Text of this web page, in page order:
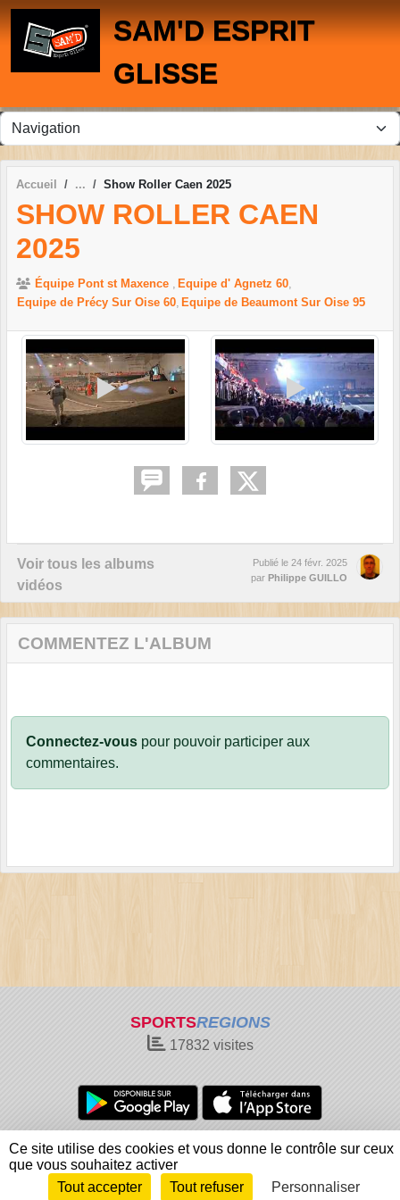
SAM'D ESPRIT
GLISSE
Accueil Show Roller Caen 2025
SHOW ROLLER CAEN
2025
Équipe Pont st Maxence
Equipe d' Agnetz 60
Equipe de Précy Sur Oise 60 Equipe de Beaumont Sur Oise 95
Voir tous les albums
vidéos
Publié le 24 févr. 2025
par Philippe GUILLO
COMMENTEZ L'ALBUM
Connectez-vous pour pouvoir participer aux
commentaires.
SPORTSREGIONS
17832 visites
Charte cookies
Gestion des cookies
Informations légales
Signaler un contenu inapproprié
Envie de participer ?
Connexion
Panneau de gestion des cookies
Ce site utilise des cookies et vous donne le contrôle sur ceux
que vous souhaitez activer
Tout accepter
Tout refuser Personnaliser